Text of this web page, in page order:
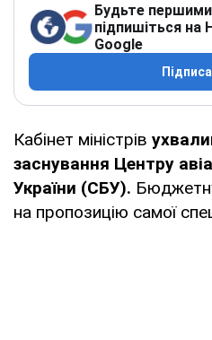
Будьте першими
підпишіться на
Google
Кабінет міністрів
заснування Центру
України (СБУ).
на пропозицію самої